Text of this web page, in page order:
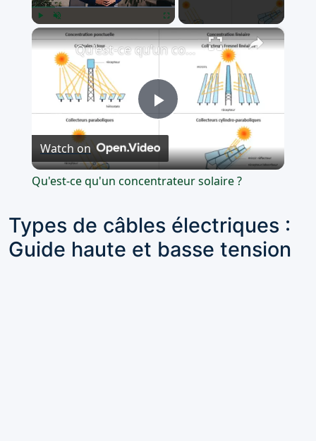
Play Unmute Fullscreen ×
Play
Video
Qu'est-ce qu'un concentrateur solaire ?
Watch on
Qu'est-ce qu'un concentrateur solaire ?
Types de câbles électriques :
Guide haute et basse tension